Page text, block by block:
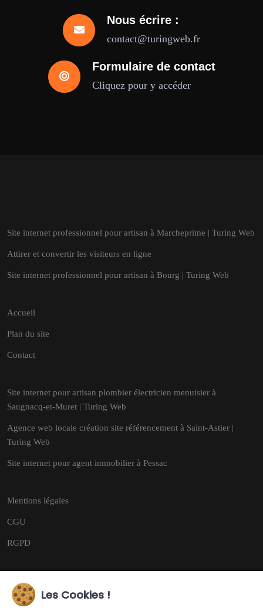
Nous écrire :
contact@turingweb.fr
Formulaire de contact
Cliquez pour y accéder
Site internet professionnel pour artisan à Marcheprime | Turing Web
Attirer et convertir les visiteurs en ligne
Site internet professionnel pour artisan à Bourg | Turing Web
Accueil
Plan du site
Contact
Site internet pour artisan plombier électricien menuisier à
Saugnacq-et-Muret | Turing Web
Agence web locale création site référencement à Saint-Astier |
Turing Web
Site internet pour agent immobilier à Pessac
Mentions légales
CGU
RGPD
Les Cookies !